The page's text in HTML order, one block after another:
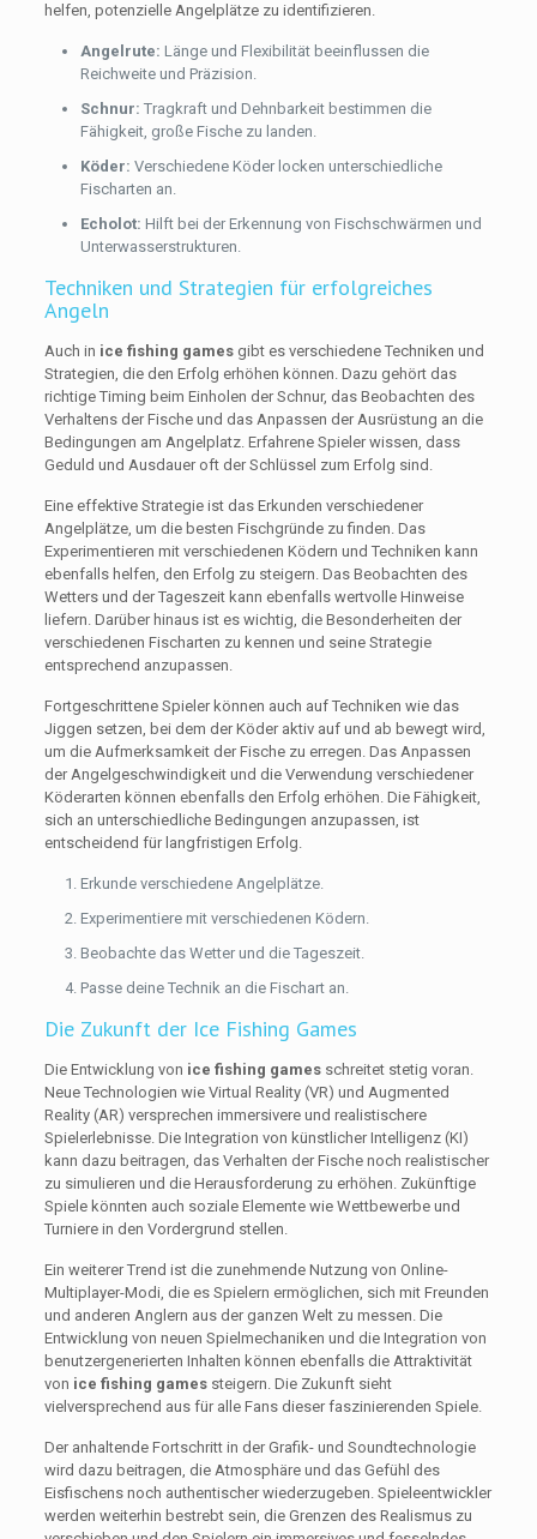
helfen, potenzielle Angelplätze zu identifizieren.
Angelrute: Länge und Flexibilität beeinflussen die
Reichweite und Präzision.
Schnur: Tragkraft und Dehnbarkeit bestimmen die
Fähigkeit, große Fische zu landen.
Köder: Verschiedene Köder locken unterschiedliche
Fischarten an.
Echolot: Hilft bei der Erkennung von Fischschwärmen und
Unterwasserstrukturen.
Techniken und Strategien für erfolgreiches
Angeln
Auch in ice fishing gamesgibt es verschiedene Techniken und
Strategien, die den Erfolg erhöhen können. Dazu gehört das
richtige Timing beim Einholen der Schnur, das Beobachten des
Verhaltens der Fische und das Anpassen der Ausrüstung an die
Bedingungen am Angelplatz. Erfahrene Spieler wissen, dass
Geduld und Ausdauer oft der Schlüssel zum Erfolg sind.
Eine effektive Strategie ist das Erkunden verschiedener
Angelplätze, um die besten Fischgründe zu finden. Das
Experimentieren mit verschiedenen Ködern und Techniken kann
ebenfalls helfen, den Erfolg zu steigern. Das Beobachten des
Wetters und der Tageszeit kann ebenfalls wertvolle Hinweise
liefern. Darüber hinaus ist es wichtig, die Besonderheiten der
verschiedenen Fischarten zu kennen und seine Strategie
entsprechend anzupassen.
Fortgeschrittene Spieler können auch auf Techniken wie das
Jiggen setzen, bei dem der Köder aktiv auf und ab bewegt wird,
um die Aufmerksamkeit der Fische zu erregen. Das Anpassen
der Angelgeschwindigkeit und die Verwendung verschiedener
Köderarten können ebenfalls den Erfolg erhöhen. Die Fähigkeit,
sich an unterschiedliche Bedingungen anzupassen, ist
entscheidend für langfristigen Erfolg.
Erkunde verschiedene Angelplätze.
Experimentiere mit verschiedenen Ködern.
Beobachte das Wetter und die Tageszeit.
Passe deine Technik an die Fischart an.
Die Zukunft der Ice Fishing Games
Die Entwicklung von ice fishing gamesschreitet stetig voran.
Neue Technologien wie Virtual Reality (VR) und Augmented
Reality (AR) versprechen immersivere und realistischere
Spielerlebnisse. Die Integration von künstlicher Intelligenz (KI)
kann dazu beitragen, das Verhalten der Fische noch realistischer
zu simulieren und die Herausforderung zu erhöhen. Zukünftige
Spiele könnten auch soziale Elemente wie Wettbewerbe und
Turniere in den Vordergrund stellen.
Ein weiterer Trend ist die zunehmende Nutzung von Online-
Multiplayer-Modi, die es Spielern ermöglichen, sich mit Freunden
und anderen Anglern aus der ganzen Welt zu messen. Die
Entwicklung von neuen Spielmechaniken und die Integration von
benutzergenerierten Inhalten können ebenfalls die Attraktivität
von ice fishing gamessteigern. Die Zukunft sieht
vielversprechend aus für alle Fans dieser faszinierenden Spiele.
Der anhaltende Fortschritt in der Grafik- und Soundtechnologie
wird dazu beitragen, die Atmosphäre und das Gefühl des
Eisfischens noch authentischer wiederzugeben. Spieleentwickler
werden weiterhin bestrebt sein, die Grenzen des Realismus zu